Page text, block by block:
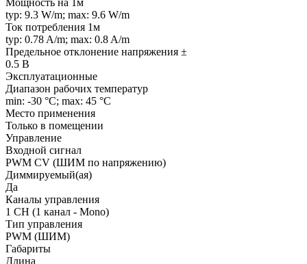
typ: 9.3 W/m; max: 9.6 W/m
Ток потребления 1м
typ: 0.78 A/m; max: 0.8 A/m
Предельное отклонение напряжения ±
0.5 В
Эксплуатационные
Диапазон рабочих температур
min: -30 °C; max: 45 °C
Место применения
Только в помещении
Управление
Входной сигнал
PWM СV (ШИМ по напряжению)
Диммируемый(ая)
Да
Каналы управления
1 CH (1 канал - Mono)
Тип управления
PWM (ШИМ)
Габариты
Длина